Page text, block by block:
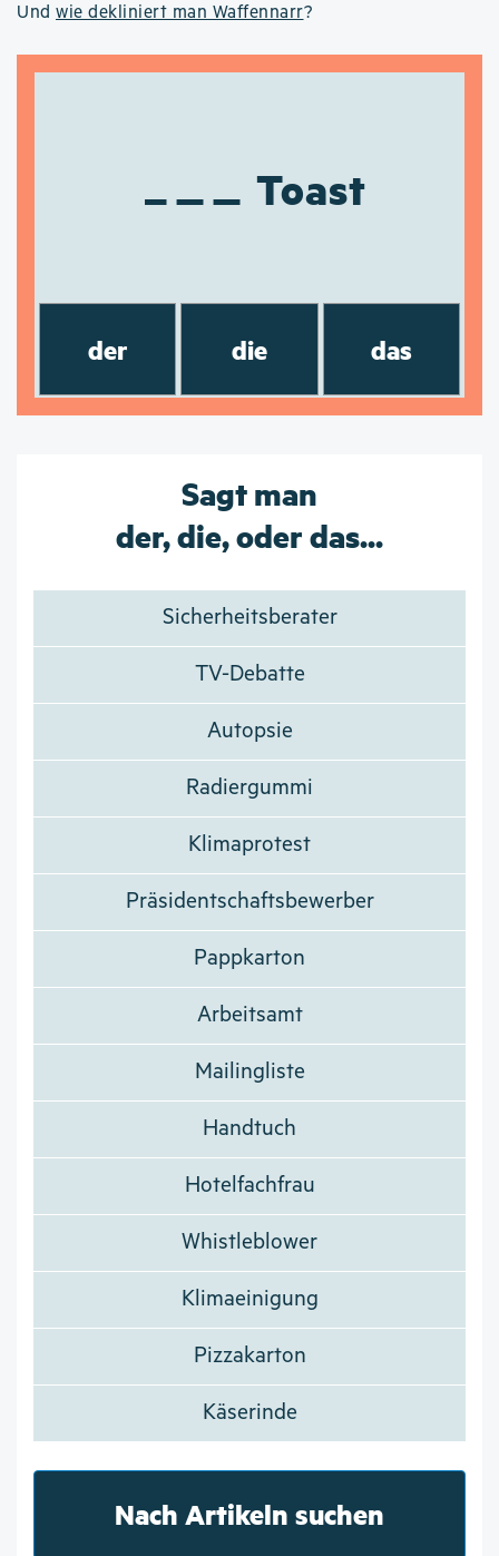
Und wie dekliniert man Waffennarr?
Toast
der die das
Sagt man
der, die, oder das...
Sicherheitsberater
TV-Debatte
Autopsie
Radiergummi
Klimaprotest
Präsidentschaftsbewerber
Pappkarton
Arbeitsamt
Mailingliste
Handtuch
Hotelfachfrau
Whistleblower
Klimaeinigung
Pizzakarton
Käserinde
Nach Artikeln suchen